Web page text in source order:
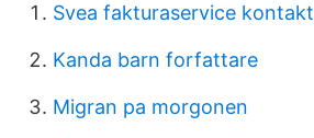
Svea fakturaservice kontakt
Kanda barn forfattare
Migran pa morgonen